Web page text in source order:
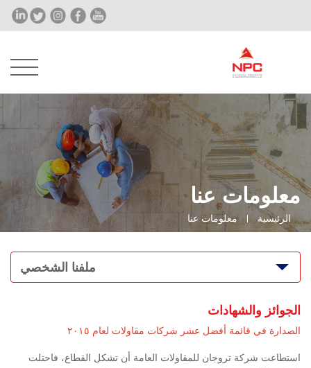
معلومات عنا
الرئيسية معلومات عنا
ملفنا الشخصي
الجوائز والشهادات
الصدارة في قائمة أفضل عشر شركات مقاولات لعام ٢٠١٥
استطاعت شركة تروجان للمقاولات العامة أن تشكل القطاع، فاحتلت